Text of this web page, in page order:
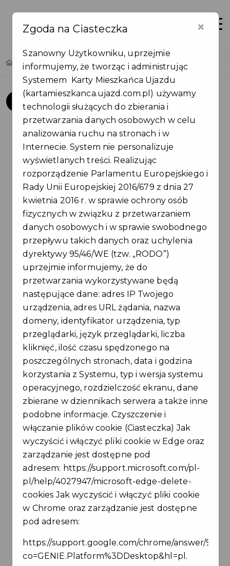
Zaloguj
Home Załóż konto
Zanim założysz konto
Sprawdź wymagania oraz dokumenty jakie należy
przedstawić aby przystąpić do programu Karta
Mieszkańca Gminy Ujazd i wyrobić kartę. Jeśli
spełniasz wymogi programu i mieszkasz w
gminie Ujazd, zaznacz twierdząco co najmniej
jedną z poniższych odpowiedzi, przejdź dalej i
"załóż konto".
Jeśli nie spełniasz żadnego z poniższych
kryteriów, nie jesteś uprawniony do przystąpienia
do programu Karta Mieszkańca Gminy Ujazd.
Rozliczam podatek dochodowy od osób
fizycznych w Urzędzie Skarbowym w
Tomaszowie Mazowieckim wskazując jako
miejsce swojego zamieszkania adres na
terenie Gminy Ujazd.
Tak Nie
Rozliczam podatek rolny w Gminie Ujazd
Tak Nie
przez Powiatowy Urząd Pracy w Tomaszowie
Mazowieckim
Tak Nie
Korzystam ze świadczeń Miejskiego Ośrodka
Pomocy Społecznej w Ujeździe (zasiłek stały
lub celowy)
Jestem uczniem/studentem do 26 roku życia
×
Zgoda na Ciasteczka
Szanowny Użytkowniku, uprzejmie
informujemy, że tworząc i administrując
Systemem Karty Mieszkańca Ujazdu
(kartamieszkanca.ujazd.com.pl) używamy
technologii służących do zbierania i
przetwarzania danych osobowych w celu
analizowania ruchu na stronach i w
Internecie. System nie personalizuje
wyświetlanych treści. Realizując
rozporządzenie Parlamentu Europejskiego i
Rady Unii Europejskiej 2016/679 z dnia 27
kwietnia 2016 r. w sprawie ochrony osób
fizycznych w związku z przetwarzaniem
danych osobowych i w sprawie swobodnego
przepływu takich danych oraz uchylenia
dyrektywy 95/46/WE (tzw. „RODO”)
uprzejmie informujemy, że do
przetwarzania wykorzystywane będą
następujące dane: adres IP Twojego
urządzenia, adres URL żądania, nazwa
domeny, identyfikator urządzenia, typ
przeglądarki, język przeglądarki, liczba
kliknięć, ilość czasu spędzonego na
poszczególnych stronach, data i godzina
korzystania z Systemu, typ i wersja systemu
operacyjnego, rozdzielczość ekranu, dane
zbierane w dziennikach serwera a także inne
podobne informacje. Czyszczenie i
włączanie plików cookie (Ciasteczka) Jak
wyczyścić i włączyć pliki cookie w Edge oraz
zarządzanie jest dostępne pod
adresem: https://support.microsoft.com/pl-
pl/help/4027947/microsoft-edge-delete-
cookies Jak wyczyścić i włączyć pliki cookie
w Chrome oraz zarządzanie jest dostępne
pod adresem:
https://support.google.com/chrome/answer/
co=GENIE.Platform%3DDesktop&hl=pl .